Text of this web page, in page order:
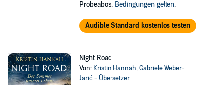
Probeabos. Bedingungen gelten.
Audible Standard kostenlos testen
Night Road
Von: Kristin Hannah,Gabriele Weber-
Jarić - Übersetzer